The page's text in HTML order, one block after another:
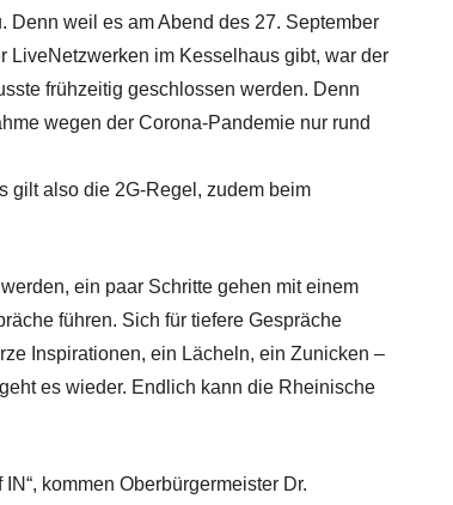
Denn weil es am Abend des 27. September
im Kesselhaus gibt, war der
frühzeitig geschlossen werden. Denn
wegen der Corona-Pandemie nur rund
gilt also die 2G-Regel, zudem beim
ein paar Schritte gehen mit einem
führen. Sich für tiefere Gespräche
Inspirationen, ein Lächeln, ein Zunicken –
es wieder. Endlich kann die Rheinische
kommen Oberbürgermeister Dr.